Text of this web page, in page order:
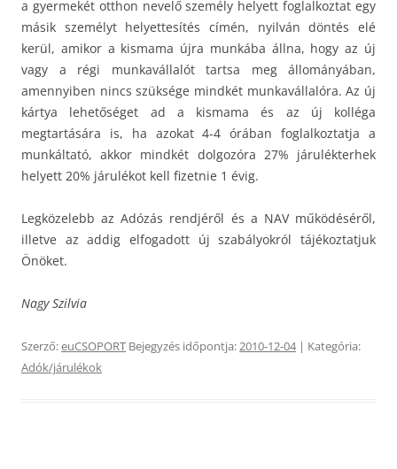
a gyermekét otthon nevelő személy helyett foglalkoztat egy
másik személyt helyettesítés címén, nyilván döntés elé
kerül, amikor a kismama újra munkába állna, hogy az új
vagy a régi munkavállalót tartsa meg állományában,
amennyiben nincs szüksége mindkét munkavállalóra. Az új
kártya lehetőséget ad a kismama és az új kolléga
megtartására is, ha azokat 4-4 órában foglalkoztatja a
munkáltató, akkor mindkét dolgozóra 27% járulékterhek
helyett 20% járulékot kell fizetnie 1 évig.
Legközelebb az Adózás rendjéről és a NAV működéséről,
illetve az addig elfogadott új szabályokról tájékoztatjuk
Önöket.
Nagy Szilvia
Szerző:euCSOPORT Bejegyzés időpontja:2010-12-04| Kategória:
Adók/járulékok